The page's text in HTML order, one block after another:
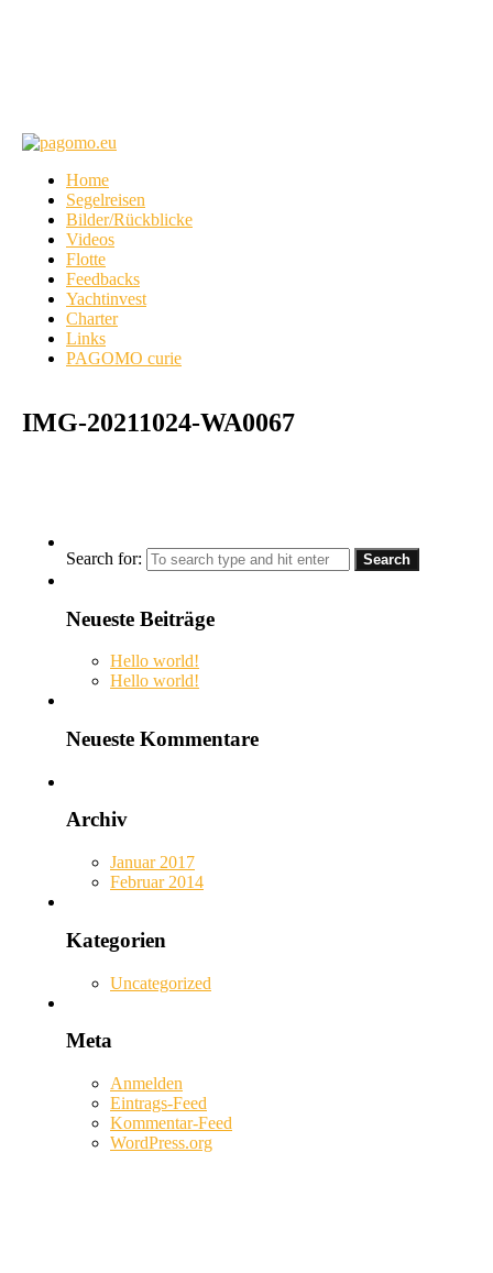
Home
Segelreisen
Bilder/Rückblicke
Videos
Flotte
Feedbacks
Yachtinvest
Charter
Links
PAGOMO curie
IMG-20211024-WA0067
Search for:
Neueste Beiträge
Hello world!
Hello world!
Neueste Kommentare
Archiv
Januar 2017
Februar 2014
Kategorien
Uncategorized
Meta
Anmelden
Eintrags-Feed
Kommentar-Feed
WordPress.org